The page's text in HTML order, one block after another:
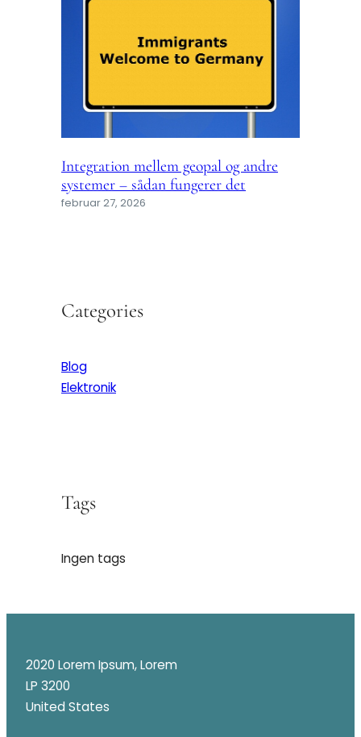
Integration mellem geopal og andre
systemer – sådan fungerer det
februar 27, 2026
Categories
Blog
Elektronik
Tags
Ingen tags
2020 Lorem Ipsum, Lorem
LP 3200
United States